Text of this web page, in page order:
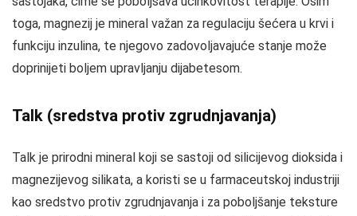
toga, magnezij je mineral važan za regulaciju šećera u krvi i
funkciju inzulina, te njegovo zadovoljavajuće stanje može
doprinijeti boljem upravljanju dijabetesom.
Talk (sredstva protiv zgrudnjavanja)
Talk je prirodni mineral koji se sastoji od silicijevog dioksida i
magnezijevog silikata, a koristi se u farmaceutskoj industriji
kao sredstvo protiv zgrudnjavanja i za poboljšanje teksture